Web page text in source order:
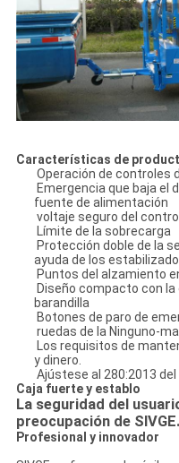
Características de
Operación de controles
Emergencia que baja el
fuente de alimentación
voltaje seguro del
Límite de la sobrecarga
Protección doble de la
ayuda de los
Puntos del alzamiento
Diseño compacto con
barandilla
Botones de paro de
ruedas de la Ninguno-
Los requisitos de
y dinero.
Ajústese al 280:2013 del
Caja fuerte y establo
La seguridad del
preocupación de SIVGE.
Profesional y innovador